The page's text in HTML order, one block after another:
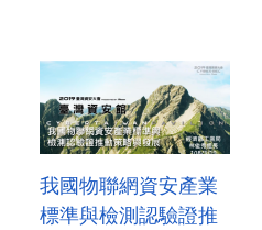
我國物聯網資安產業
標準與檢測認驗證推